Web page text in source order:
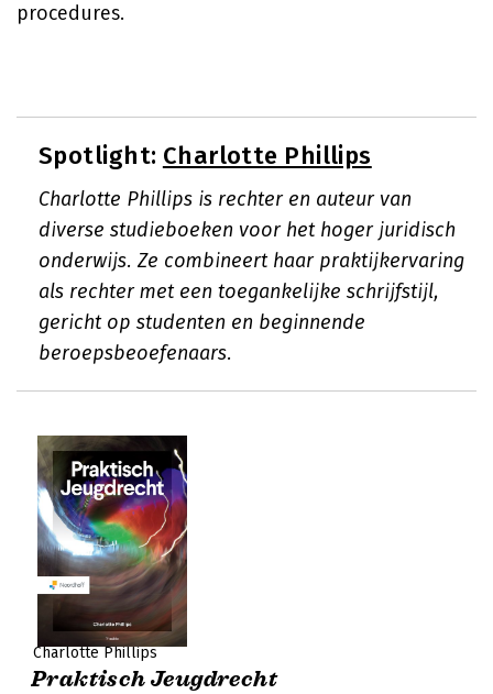
procedures.
Spotlight: Charlotte Phillips
Charlotte Phillips is rechter en auteur van
diverse studieboeken voor het hoger juridisch
onderwijs. Ze combineert haar praktijkervaring
als rechter met een toegankelijke schrijfstijl,
gericht op studenten en beginnende
beroepsbeoefenaars.
Charlotte Phillips
Praktisch Jeugdrecht